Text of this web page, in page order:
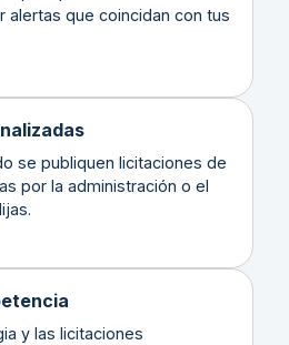
alertas que coincidan con tus
se publiquen licitaciones de
por la administración o el
y las licitaciones